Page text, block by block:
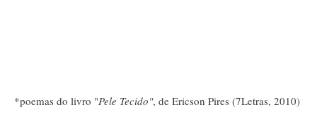
*poemas do livro "Pele Tecido", de Ericson Pires (7Letras, 2010)